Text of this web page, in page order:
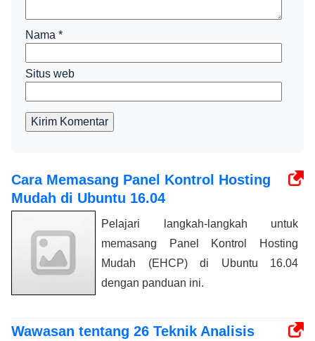
Nama *
Situs web
Kirim Komentar
Cara Memasang Panel Kontrol Hosting
Mudah di Ubuntu 16.04
Pelajari langkah-langkah untuk
memasang Panel Kontrol Hosting
Mudah (EHCP) di Ubuntu 16.04
dengan panduan ini.
Wawasan tentang 26 Teknik Analisis